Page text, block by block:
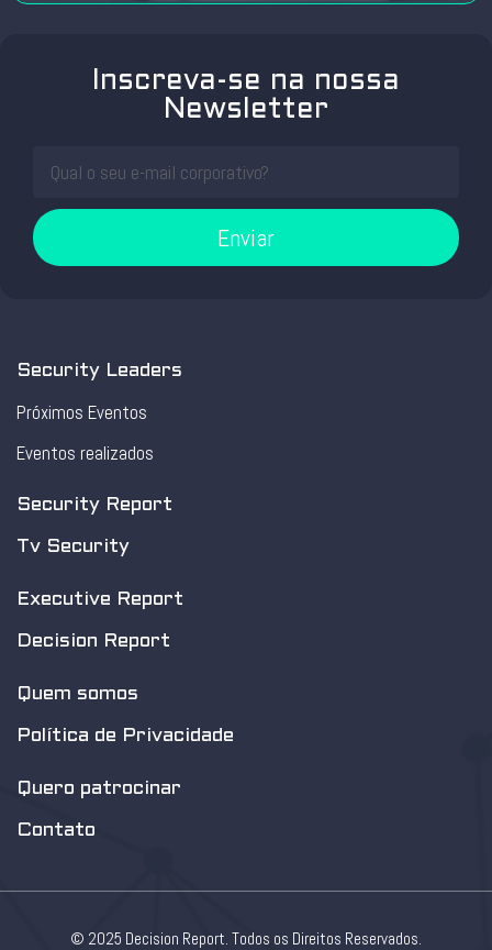
Inscreva-se na nossa
Newsletter
Enviar
Security Leaders
Próximos Eventos
Eventos realizados
Security Report
Tv Security
Executive Report
Decision Report
Quem somos
Política de Privacidade
Quero patrocinar
Contato
© 2025 Decision Report. Todos os Direitos Reservados.